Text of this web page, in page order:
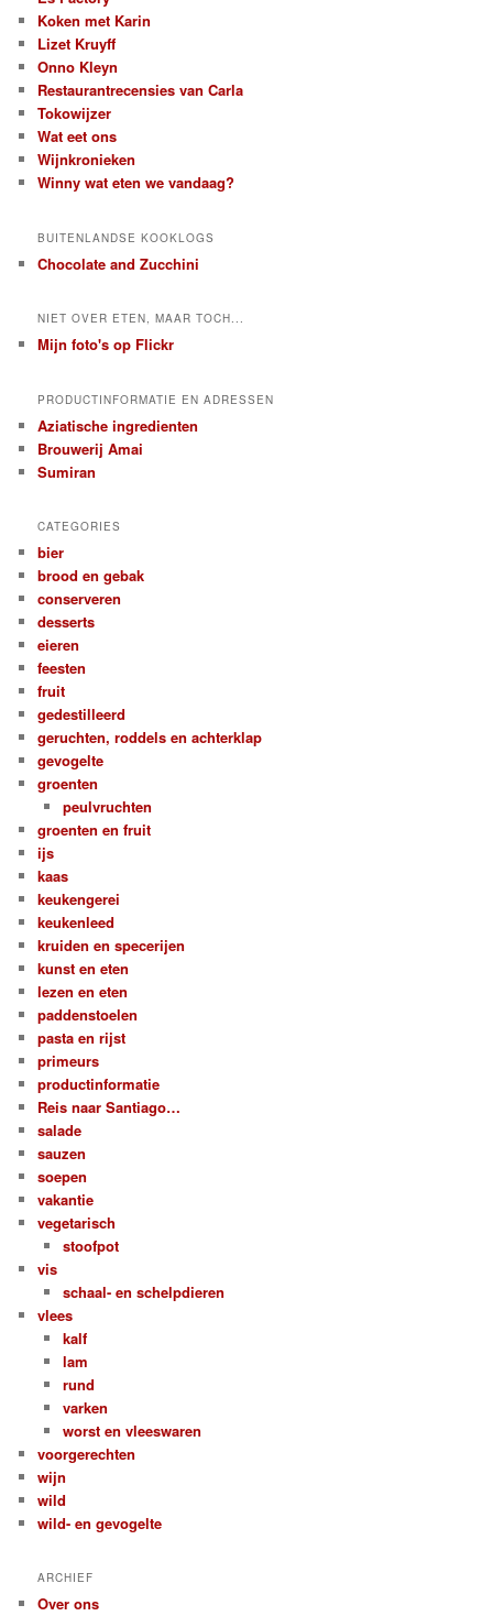
Koken met Karin
Lizet Kruyff
Onno Kleyn
Restaurantrecensies van Carla
Tokowijzer
Wat eet ons
Wijnkronieken
Winny wat eten we vandaag?
BUITENLANDSE KOOKLOGS
Chocolate and Zucchini
NIET OVER ETEN, MAAR TOCH...
Mijn foto's op Flickr
PRODUCTINFORMATIE EN ADRESSEN
Aziatische ingredienten
Brouwerij Amai
Sumiran
CATEGORIES
bier
brood en gebak
conserveren
desserts
eieren
feesten
fruit
gedestilleerd
geruchten, roddels en achterklap
gevogelte
groenten
peulvruchten
groenten en fruit
ijs
kaas
keukengerei
keukenleed
kruiden en specerijen
kunst en eten
lezen en eten
paddenstoelen
pasta en rijst
primeurs
productinformatie
Reis naar Santiago…
salade
sauzen
soepen
vakantie
vegetarisch
stoofpot
vis
schaal- en schelpdieren
vlees
kalf
lam
rund
varken
worst en vleeswaren
voorgerechten
wijn
wild
wild- en gevogelte
ARCHIEF
Over ons